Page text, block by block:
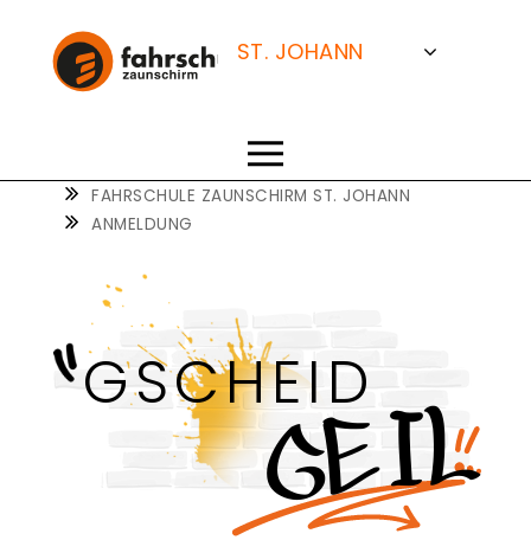
ST. JOHANN
BISCHOFSHOFEN
ZAUNSCHIRM
FAHRSCHULE ZAUNSCHIRM ST. JOHANN
ANMELDUNG
GSCHEID
GEIL